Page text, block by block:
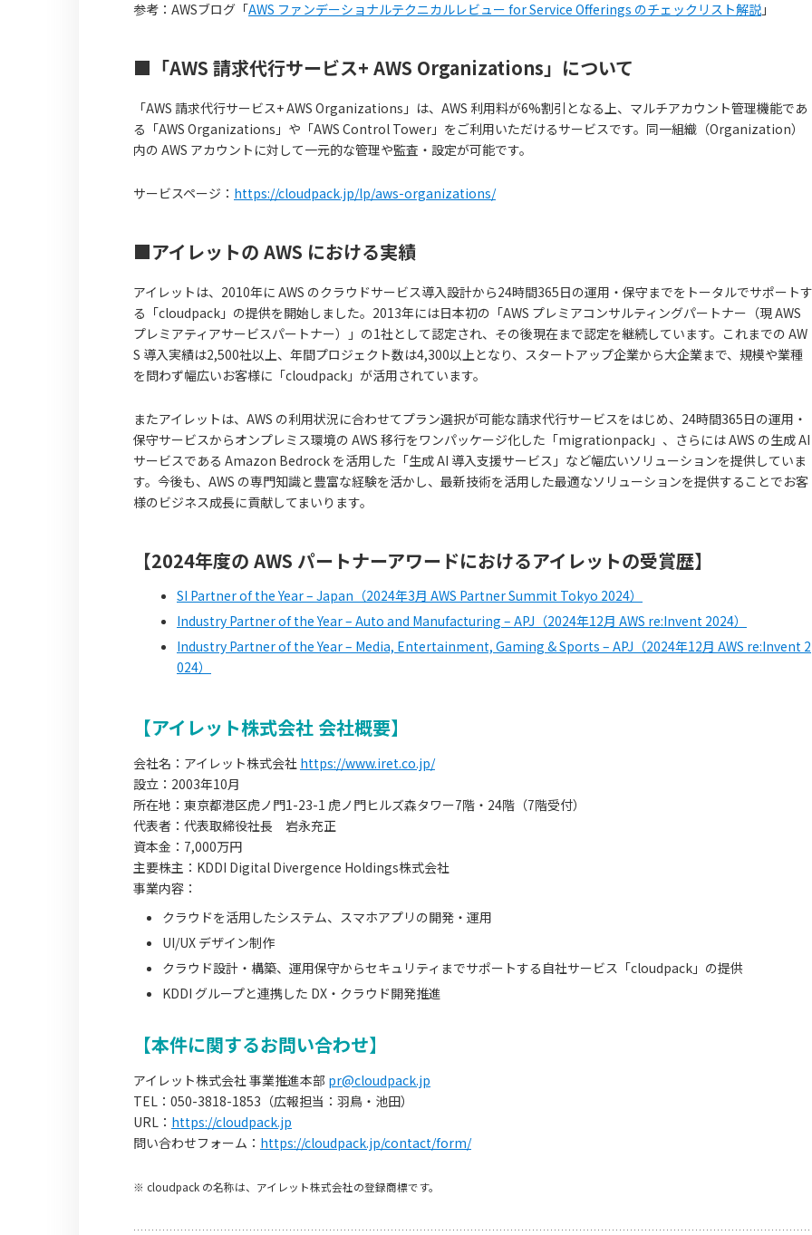
参考：AWSブログ「AWS ファンデーショナルテクニカルレビュー for Service Offerings のチェックリスト解説 」
■「AWS 請求代行サービス+ AWS Organizations」について
「AWS 請求代行サービス+ AWS Organizations」は、AWS 利用料が6%割引となる上、マルチアカウント管理機能であ
る「AWS Organizations」や「AWS Control Tower」をご利用いただけるサービスです。同一組織（Organization）
内の AWS アカウントに対して一元的な管理や監査・設定が可能です。
サービスページ： https://cloudpack.jp/lp/aws-organizations/
■アイレットの AWS における実績
アイレットは、2010年に AWS のクラウドサービス導入設計から24時間365日の運用・保守までをトータルでサポートす
る「cloudpack」の提供を開始しました。2013年には日本初の「AWS プレミアコンサルティングパートナー（現 AWS
プレミアティアサービスパートナー）」の1社として認定され、その後現在まで認定を継続しています。これまでの AW
S 導入実績は2,500社以上、年間プロジェクト数は4,300以上となり、スタートアップ企業から大企業まで、規模や業種
を問わず幅広いお客様に「cloudpack」が活用されています。
またアイレットは、AWS の利用状況に合わせてプラン選択が可能な請求代行サービスをはじめ、24時間365日の運用・
保守サービスからオンプレミス環境の AWS 移行をワンパッケージ化した「migrationpack」、さらには AWS の生成 AI
サービスである Amazon Bedrock を活用した「生成 AI 導入支援サービス」など幅広いソリューションを提供していま
す。今後も、AWS の専門知識と豊富な経験を活かし、最新技術を活用した最適なソリューションを提供することでお客
様のビジネス成長に貢献してまいります。
【2024年度の AWS パートナーアワードにおけるアイレットの受賞歴】
SI Partner of the Year – Japan（2024年3月 AWS Partner Summit Tokyo 2024）
Industry Partner of the Year – Auto and Manufacturing – APJ（2024年12月 AWS re:Invent 2024）
Industry Partner of the Year – Media, Entertainment, Gaming & Sports – APJ（2024年12月 AWS re:Invent 2
024）
【アイレット株式会社 会社概要】
会社名：アイレット株式会社 https://www.iret.co.jp/
設立：2003年10月
所在地：東京都港区虎ノ門1-23-1 虎ノ門ヒルズ森タワー7階・24階（7階受付）
代表者：代表取締役社長 岩永充正
資本金：7,000万円
主要株主：KDDI Digital Divergence Holdings株式会社
事業内容：
クラウドを活用したシステム、スマホアプリの開発・運用
UI/UX デザイン制作
クラウド設計・構築、運用保守からセキュリティまでサポートする自社サービス「cloudpack」の提供
KDDI グループと連携した DX・クラウド開発推進
【本件に関するお問い合わせ】
アイレット株式会社 事業推進本部 pr@cloudpack.jp
TEL：050-3818-1853（広報担当：羽鳥・池田）
URL： https://cloudpack.jp
問い合わせフォーム： https://cloudpack.jp/contact/form/
※ cloudpack の名称は、アイレット株式会社の登録商標です。